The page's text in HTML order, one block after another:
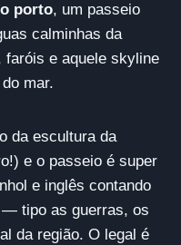
porto, um passeio
calminhas da
faróis e aquele skyline
mar.
da escultura da
e o passeio é super
e inglês contando
tipo as guerras, os
da região. O legal é